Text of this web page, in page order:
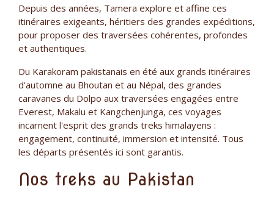
Depuis des années, Tamera explore et affine ces
itinéraires exigeants, héritiers des grandes expéditions,
pour proposer des traversées cohérentes, profondes
et authentiques.
Du Karakoram pakistanais en été aux grands itinéraires
d'automne au Bhoutan et au Népal, des grandes
caravanes du Dolpo aux traversées engagées entre
Everest, Makalu et Kangchenjunga, ces voyages
incarnent l'esprit des grands treks himalayens :
engagement, continuité, immersion et intensité. Tous
les départs présentés ici sont garantis.
Nos treks au Pakistan